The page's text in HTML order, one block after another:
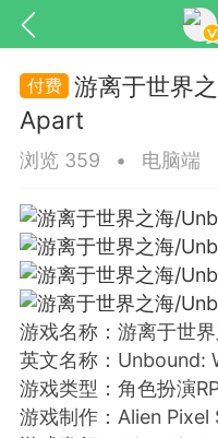
基于wordpress开发
更新 商
游离于世界
Apart
浏览 359 • 电脑端
游戏名称：游离于世
英文名称：Unbound:
游戏类型：角色扮演
游戏制作：Alien Pixel